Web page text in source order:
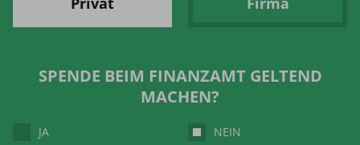
SPENDE BEIM FINANZAMT GELTEND
MACHEN?
JA NEIN